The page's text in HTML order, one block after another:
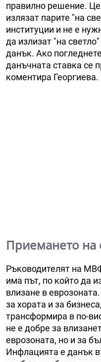
правилно решение.
излязат парите "на
институции и не е
да излизат "на
данък. Ако
данъчната ставка се
коментира Георгиева.
Приемането на
Ръководителят на
има път, по който да
влизане в
за хората и за
трансформира в по-
не е добре за
еврозоната, но и за
Инфлацията е данък